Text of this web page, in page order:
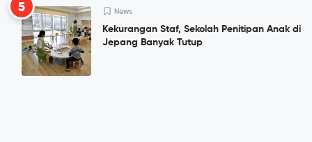
5 News
Kekurangan Staf, Sekolah Penitipan Anak di
Jepang Banyak Tutup